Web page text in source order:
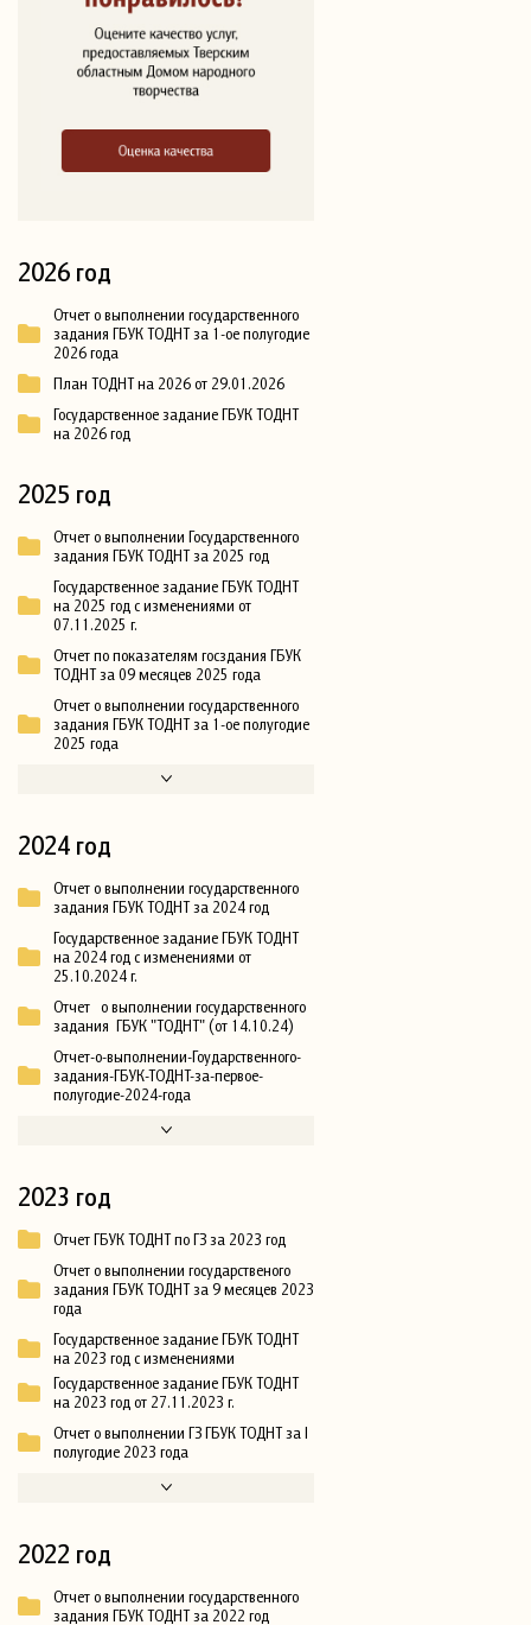
2026 год
Отчет о выполнении государственного
задания ГБУК ТОДНТ за 1-ое полугодие
2026 года
План ТОДНТ на 2026 от 29.01.2026
Государственное задание ГБУК ТОДНТ
на 2026 год
2025 год
Отчет о выполнении Государственного
задания ГБУК ТОДНТ за 2025 год
Государственное задание ГБУК ТОДНТ
на 2025 год с изменениями от
07.11.2025 г.
Отчет по показателям госздания ГБУК
ТОДНТ за 09 месяцев 2025 года
Отчет о выполнении государственного
задания ГБУК ТОДНТ за 1-ое полугодие
2025 года
2024 год
Отчет о выполнении государственного
задания ГБУК ТОДНТ за 2024 год
Государственное задание ГБУК ТОДНТ
на 2024 год с изменениями от
25.10.2024 г.
Отчет о выполнении государственного
задания ГБУК "ТОДНТ" (от 14.10.24)
Отчет-о-выполнении-Гоударственного-
задания-ГБУК-ТОДНТ-за-первое-
полугодие-2024-года
2023 год
Отчет ГБУК ТОДНТ по ГЗ за 2023 год
Отчет о выполнении государственого
задания ГБУК ТОДНТ за 9 месяцев 2023
года
Государственное задание ГБУК ТОДНТ
на 2023 год с изменениями
Государственное задание ГБУК ТОДНТ
на 2023 год от 27.11.2023 г.
Отчет о выполнении ГЗ ГБУК ТОДНТ за I
полугодие 2023 года
2022 год
Отчет о выполнении государственного
задания ГБУК ТОДНТ за 2022 год